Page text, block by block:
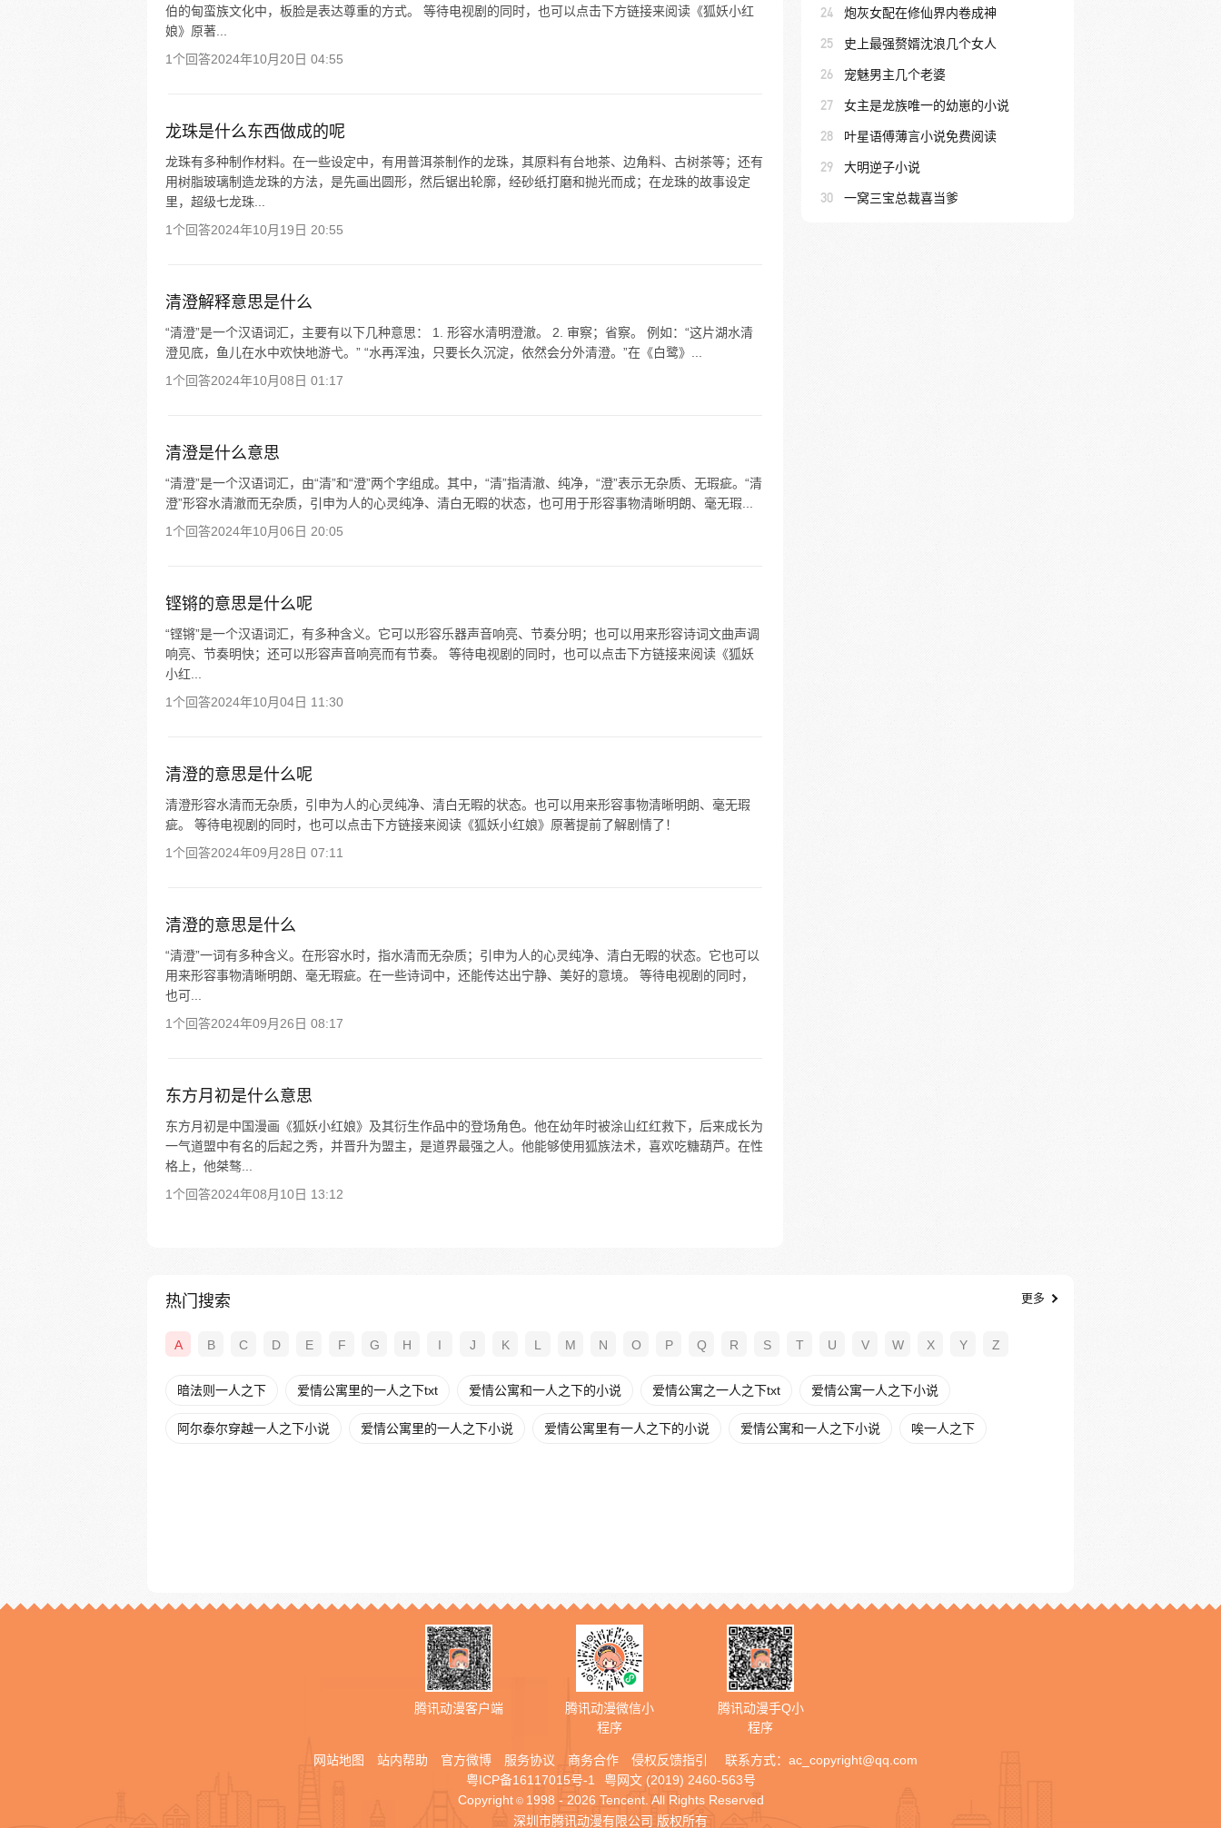
伯的甸蛮族文化中，板脸是表达尊重的方式。 等待电视剧的同时，也可以点击下方链接来阅读《狐妖小红
娘》原著...
1个回答2024年10月20日 04:55
龙珠是什么东西做成的呢
龙珠有多种制作材料。在一些设定中，有用普洱茶制作的龙珠，其原料有台地茶、边角料、古树茶等；还有
用树脂玻璃制造龙珠的方法，是先画出圆形，然后锯出轮廓，经砂纸打磨和抛光而成；在龙珠的故事设定
里，超级七龙珠...
1个回答2024年10月19日 20:55
清澄解释意思是什么
“清澄”是一个汉语词汇，主要有以下几种意思： 1. 形容水清明澄澈。 2. 审察；省察。 例如：“这片湖水清
澄见底，鱼儿在水中欢快地游弋。” “水再浑浊，只要长久沉淀，依然会分外清澄。”在《白鹭》...
1个回答2024年10月08日 01:17
清澄是什么意思
“清澄”是一个汉语词汇，由“清”和“澄”两个字组成。其中，“清”指清澈、纯净，“澄”表示无杂质、无瑕疵。“清
澄”形容水清澈而无杂质，引申为人的心灵纯净、清白无暇的状态，也可用于形容事物清晰明朗、毫无瑕...
1个回答2024年10月06日 20:05
铿锵的意思是什么呢
“铿锵”是一个汉语词汇，有多种含义。它可以形容乐器声音响亮、节奏分明；也可以用来形容诗词文曲声调
响亮、节奏明快；还可以形容声音响亮而有节奏。 等待电视剧的同时，也可以点击下方链接来阅读《狐妖
小红...
1个回答2024年10月04日 11:30
清澄的意思是什么呢
清澄形容水清而无杂质，引申为人的心灵纯净、清白无暇的状态。也可以用来形容事物清晰明朗、毫无瑕
疵。 等待电视剧的同时，也可以点击下方链接来阅读《狐妖小红娘》原著提前了解剧情了！
1个回答2024年09月28日 07:11
清澄的意思是什么
“清澄”一词有多种含义。在形容水时，指水清而无杂质；引申为人的心灵纯净、清白无暇的状态。它也可以
用来形容事物清晰明朗、毫无瑕疵。在一些诗词中，还能传达出宁静、美好的意境。 等待电视剧的同时，
也可...
1个回答2024年09月26日 08:17
东方月初是什么意思
东方月初是中国漫画《狐妖小红娘》及其衍生作品中的登场角色。他在幼年时被涂山红红救下，后来成长为
一气道盟中有名的后起之秀，并晋升为盟主，是道界最强之人。他能够使用狐族法术，喜欢吃糖葫芦。在性
格上，他桀骜...
1个回答2024年08月10日 13:12
24 炮灰女配在修仙界内卷成神
25 史上最强赘婿沈浪几个女人
26 宠魅男主几个老婆
27 女主是龙族唯一的幼崽的小说
28 叶星语傅薄言小说免费阅读
29 大明逆子小说
30 一窝三宝总裁喜当爹
热门搜索 更多
A B C D E F G H I J K L M N O P Q R S T U V W X Y Z
暗法则一人之下 爱情公寓里的一人之下txt 爱情公寓和一人之下的小说 爱情公寓之一人之下txt 爱情公寓一人之下小说
阿尔泰尔穿越一人之下小说 爱情公寓里的一人之下小说 爱情公寓里有一人之下的小说 爱情公寓和一人之下小说 唉一人之下
腾讯动漫客户端
腾讯动漫微信小
程序
腾讯动漫手Q小
程序
网站地图 站内帮助 官方微博 服务协议 商务合作 侵权反馈指引 联系方式： ac_copyright@qq.com
粤ICP备16117015号-1
粤网文 (2019) 2460-563号
Copyright © 1998 - 2026 Tencent. All Rights Reserved
深圳市腾讯动漫有限公司 版权所有